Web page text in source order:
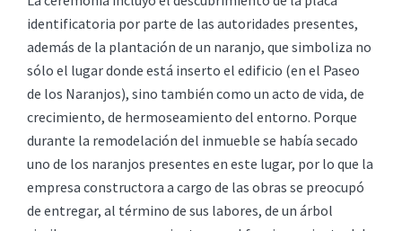
identificatoria por parte de las autoridades presentes,
además de la plantación de un naranjo, que simboliza no
sólo el lugar donde está inserto el edificio (en el Paseo
de los Naranjos), sino también como un acto de vida, de
crecimiento, de hermoseamiento del entorno. Porque
durante la remodelación del inmueble se había secado
uno de los naranjos presentes en este lugar, por lo que la
empresa constructora a cargo de las obras se preocupó
de entregar, al término de sus labores, de un árbol